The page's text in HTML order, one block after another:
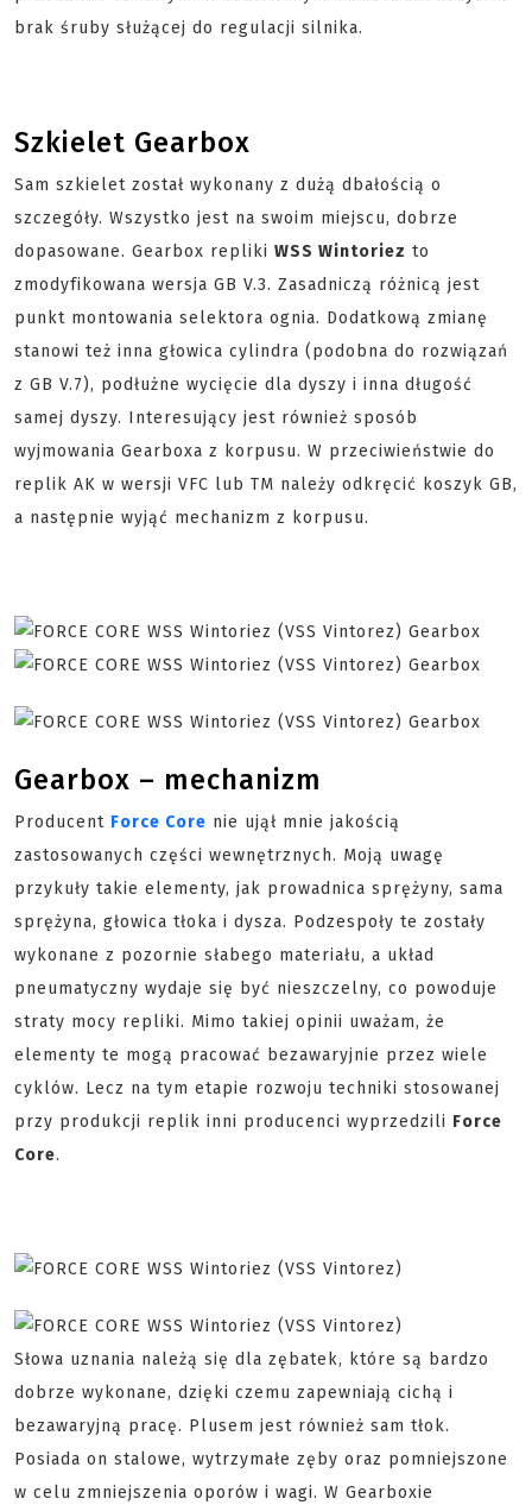
brak śruby służącej do regulacji silnika.
Szkielet Gearbox
Sam szkielet został wykonany z dużą dbałością o
szczegóły. Wszystko jest na swoim miejscu, dobrze
dopasowane. Gearbox repliki WSS Wintoriez to
zmodyfikowana wersja GB V.3. Zasadniczą różnicą jest
punkt montowania selektora ognia. Dodatkową zmianę
stanowi też inna głowica cylindra (podobna do rozwiązań
z GB V.7), podłużne wycięcie dla dyszy i inna długość
samej dyszy. Interesujący jest również sposób
wyjmowania Gearboxa z korpusu. W przeciwieństwie do
replik AK w wersji VFC lub TM należy odkręcić koszyk GB,
a następnie wyjąć mechanizm z korpusu.
Gearbox – mechanizm
Producent Force Core nie ujął mnie jakością
zastosowanych części wewnętrznych. Moją uwagę
przykuły takie elementy, jak prowadnica sprężyny, sama
sprężyna, głowica tłoka i dysza. Podzespoły te zostały
wykonane z pozornie słabego materiału, a układ
pneumatyczny wydaje się być nieszczelny, co powoduje
straty mocy repliki. Mimo takiej opinii uważam, że
elementy te mogą pracować bezawaryjnie przez wiele
cyklów. Lecz na tym etapie rozwoju techniki stosowanej
przy produkcji replik inni producenci wyprzedzili Force
Core.
Słowa uznania należą się dla zębatek, które są bardzo
dobrze wykonane, dzięki czemu zapewniają cichą i
bezawaryjną pracę. Plusem jest również sam tłok.
Posiada on stalowe, wytrzymałe zęby oraz pomniejszone
w celu zmniejszenia oporów i wagi. W Gearboxie